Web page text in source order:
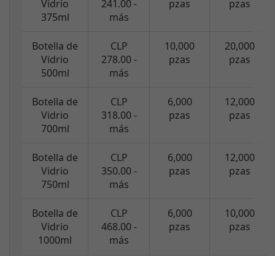
Vidrio
375ml
241.00 -
más
pzas pzas
Botella de
Vidrio
500ml
CLP
278.00 -
más
10,000
pzas
20,000
pzas
Botella de
Vidrio
700ml
CLP
318.00 -
más
6,000
pzas
12,000
pzas
Botella de
Vidrio
750ml
CLP
350.00 -
más
6,000
pzas
12,000
pzas
Botella de
Vidrio
1000ml
CLP
468.00 -
más
6,000
pzas
10,000
pzas